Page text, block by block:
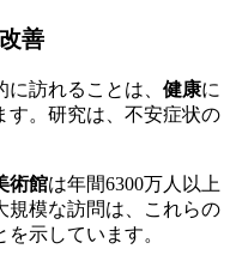
善
訪れることは、 健康に
す。研究は、不安症状の
術館は年間6300万人以上
規模な訪問は、これらの
示しています。